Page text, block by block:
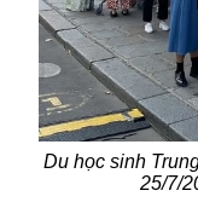
Du học sinh
25/7/